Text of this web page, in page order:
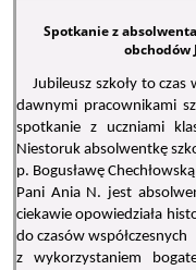
Spotkanie z
obchodów
Jubileusz szkoły to czas
dawnymi pracownikami
spotkanie z uczniami
Niestoruk absolwentkę
p. Bogusławę
Pani Ania N. jest
ciekawie opowiedziała
do czasów współczesnych
z wykorzystaniem